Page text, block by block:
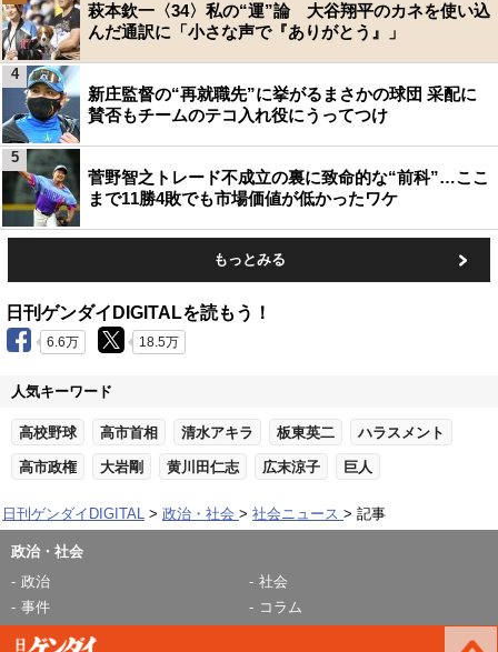
萩本欽一〈34〉私の“運”論 大谷翔平のカネを使い込
んだ通訳に「小さな声で『ありがとう』」
新庄監督の“再就職先”に挙がるまさかの球団 采配に
賛否もチームのテコ入れ役にうってつけ
4
菅野智之トレード不成立の裏に致命的な“前科”…ここ
まで11勝4敗でも市場価値が低かったワケ
5
もっとみる
日刊ゲンダイDIGITALを読もう！
6.6万 18.5万
人気キーワード
高校野球 高市首相 清水アキラ 板東英二 ハラスメント
高市政権 大岩剛 黄川田仁志 広末涼子 巨人
日刊ゲンダイDIGITAL 政治・社会 社会ニュース 記事
政治・社会
政治
社会
事件
コラム